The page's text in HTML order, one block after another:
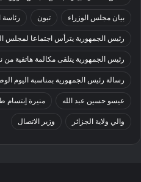
بيان مجلس الوزراء تبون رئاسة
رئيس الجمهورية يترأس اجتماعا لمجلس
رئيس الجمهورية يتلقى مكالمة هاتفية
رسالة رئيس الجمهورية بمناسبة اليوم
عيسو حسين عبد الله منيرة إبتسام
والي ولاية الجزائر وزير الاتصال